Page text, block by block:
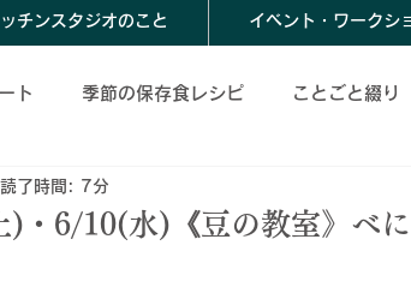
チンスタジオのこと イベント・ワークシ
ト 季節の保存食レシピ ことごと綴り
春の保存食レシピ
)・6/10(水)《豆の教室》べ
読了時間: 7分